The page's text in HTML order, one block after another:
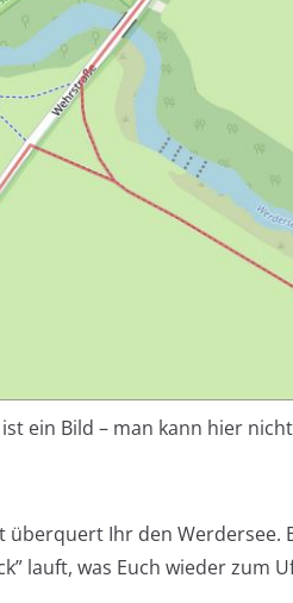
ein Bild – man kann hier
Ihr den Werdersee.
lauft, was Euch wieder zum